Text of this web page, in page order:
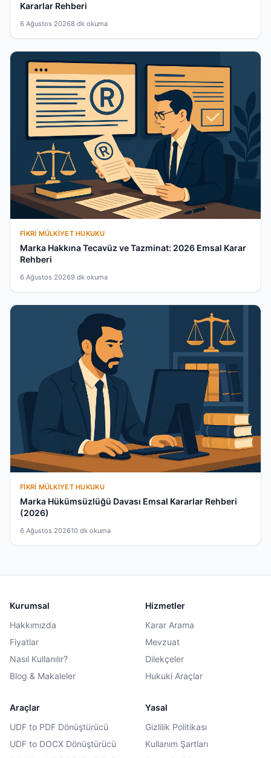
Kararlar Rehberi
6 Ağustos 20268 dk okuma
FIKRI MÜLKIYET HUKUKU
Marka Hakkına Tecavüz ve Tazminat: 2026 Emsal Karar
Rehberi
6 Ağustos 20269 dk okuma
FIKRI MÜLKIYET HUKUKU
Marka Hükümsüzlüğü Davası Emsal Kararlar Rehberi
(2026)
6 Ağustos 202610 dk okuma
Kurumsal
Hakkımızda
Fiyatlar
Nasıl Kullanılır?
Blog & Makaleler
Hizmetler
Karar Arama
Mevzuat
Dilekçeler
Hukuki Araçlar
Araçlar
UDF to PDF Dönüştürücü
UDF to DOCX Dönüştürücü
Yasal
Gizlilik Politikası
Kullanım Şartları